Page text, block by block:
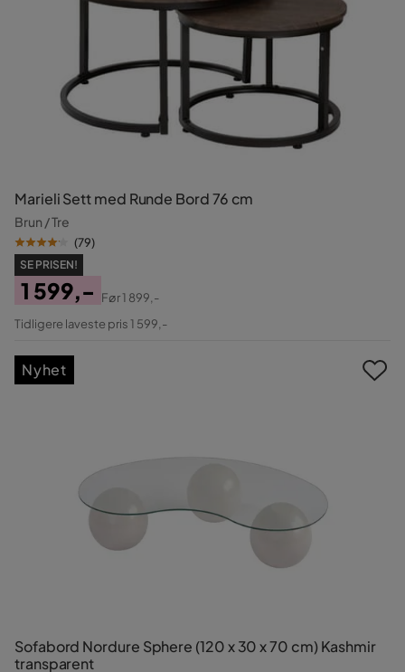
Marieli Sett med Runde Bord 76 cm
Brun / Tre
(79)
SE PRISEN!
Pris
1 599,-
Original
Før1 899,-
Tidligere laveste pris 1 599,-
Sofabord Nordure Sphere (120 x 30 x 70 cm) Kashmir
transparent
Nyhet